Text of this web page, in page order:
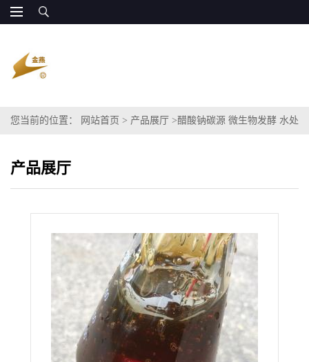
您当前的位置： 网站首页 > 产品展厅 >醋酸钠碳源 微生物发酵 水处
产品展厅